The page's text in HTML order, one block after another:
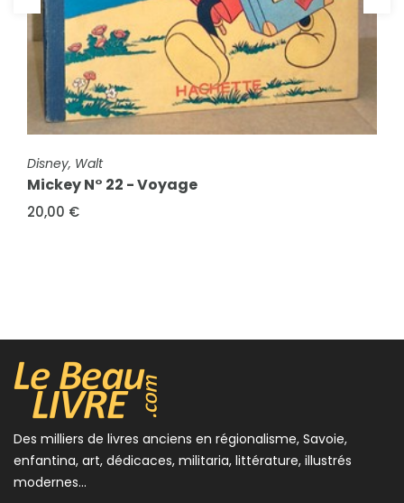
FICHE COMPLÈTE
Disney, Walt
Mickey N° 22 - Voyage
20,00 €
Des milliers de livres anciens en régionalisme, Savoie,
enfantina, art, dédicaces, militaria, littérature, illustrés
modernes...